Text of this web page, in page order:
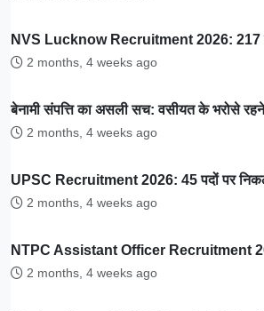
NVS Lucknow Recruitment 2026: 217
2 months, 4 weeks ago
बेनामी संपत्ति का असली सच: वसीयत के भरोसे
2 months, 4 weeks ago
UPSC Recruitment 2026: 45 पदों पर
2 months, 4 weeks ago
NTPC Assistant Officer Recruitment
2 months, 4 weeks ago